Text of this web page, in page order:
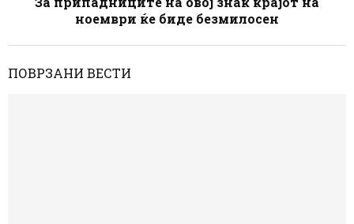
ноември ќе биде безмилосен
ПОВРЗАНИ ВЕСТИ